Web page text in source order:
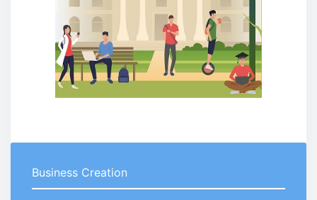
Business Creation